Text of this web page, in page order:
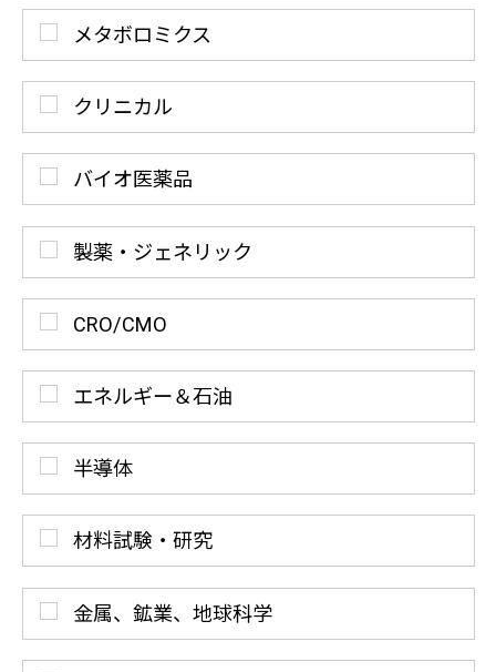
メタボロミクス
クリニカル
バイオ医薬品
製薬・ジェネリック
CRO/CMO
エネルギー＆石油
半導体
材料試験・研究
金属、鉱業、地球科学